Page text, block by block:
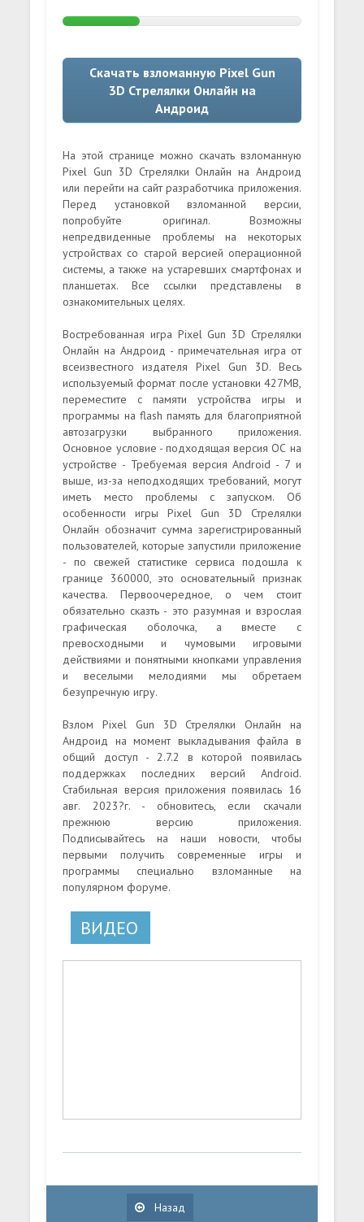
Скачать взломанную Pixel Gun
3D Стрелялки Онлайн на
Андроид
На этой странице можно скачать взломанную
Pixel Gun 3D Стрелялки Онлайн на Андроид
или перейти на сайт разработчика приложения.
Перед установкой взломанной версии,
попробуйте оригинал. Возможны
непредвиденные проблемы на некоторых
устройствах со старой версией операционной
системы, а также на устаревших смартфонах и
планшетах. Все ссылки представлены в
ознакомительных целях.
Востребованная игра Pixel Gun 3D Стрелялки
Онлайн на Андроид - примечательная игра от
всеизвестного издателя Pixel Gun 3D. Весь
используемый формат после установки 427MB,
переместите с памяти устройства игры и
программы на flash память для благоприятной
автозагрузки выбранного приложения.
Основное условие - подходящая версия ОС на
устройстве - Требуемая версия Android - 7 и
выше, из-за неподходящих требований, могут
иметь место проблемы с запуском. Об
особенности игры Pixel Gun 3D Стрелялки
Онлайн обозначит сумма зарегистрированный
пользователей, которые запустили приложение
- по свежей статистике сервиса подошла к
границе 360000, это основательный признак
качества. Первоочередное, о чем стоит
обязательно сказть - это разумная и взрослая
графическая оболочка, а вместе с
превосходными и чумовыми игровыми
действиями и понятными кнопками управления
и веселыми мелодиями мы обретаем
безупречную игру.
Взлом Pixel Gun 3D Стрелялки Онлайн на
Андроид на момент выкладывания файла в
общий доступ - 2.7.2 в которой появилась
поддержках последних версий Android.
Стабильная версия приложения появилась 16
авг. 2023?г. - обновитесь, если скачали
прежнюю версию приложения.
Подписывайтесь на наши новости, чтобы
первыми получить современные игры и
программы специально взломанные на
популярном форуме.
ВИДЕО
Назад